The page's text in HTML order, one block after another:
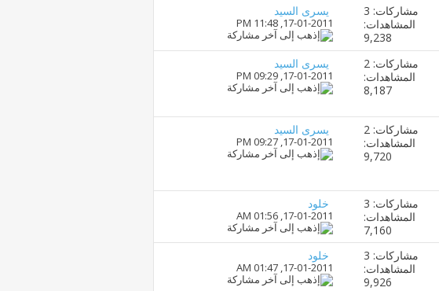
مشاركات: 3
المشاهدات:
9,238
يسرى السيد
17-01-2011,
11:48 PM
مشاركات: 2
المشاهدات:
8,187
يسرى السيد
17-01-2011,
09:29 PM
مشاركات: 2
المشاهدات:
9,720
يسرى السيد
17-01-2011,
09:27 PM
مشاركات: 3
المشاهدات:
7,160
خلود
17-01-2011,
01:56 AM
مشاركات: 3
المشاهدات:
9,926
خلود
17-01-2011,
01:47 AM